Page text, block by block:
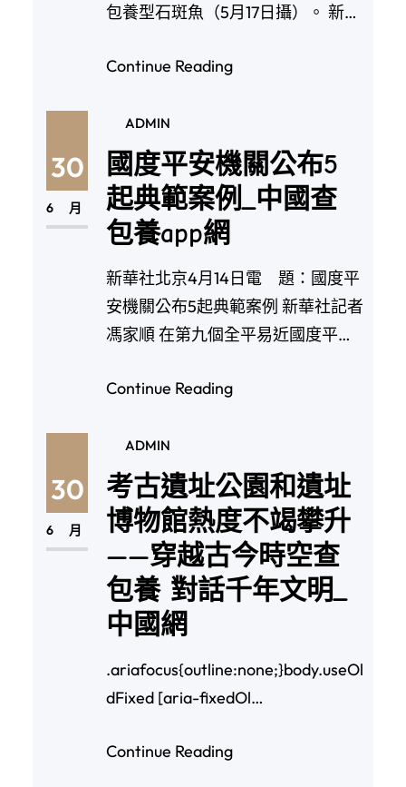
包養型石斑魚（5月17日攝）。 新華
Continue Reading
30
6 月
ADMIN
國度平安機關公布5
起典範案例_中國查
包養app網
新華社北京4月14日電 題：國度平
安機關公布5起典範案例 新華社記者
馮家順 在第九個全平易近國度平安
Continue Reading
30
6 月
ADMIN
考古遺址公園和遺址
博物館熱度不竭攀升
——穿越古今時空查
包養 對話千年文明_
中國網
.ariafocus{outline:none;}body.useOl
dFixed [aria-fixedOl…
Continue Reading